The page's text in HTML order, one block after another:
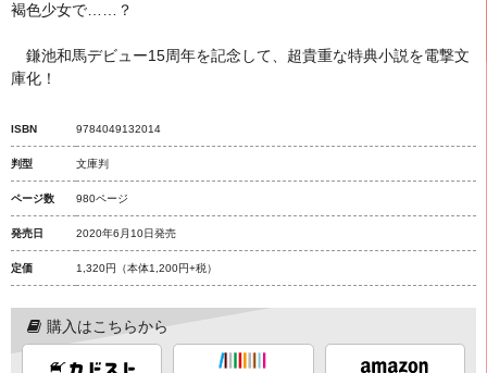
褐色少女で……？
鎌池和馬デビュー15周年を記念して、超貴重な特典小説を電撃文
庫化！
ISBN 9784049132014
判型 文庫判
ページ数 980ページ
発売日 2020年6月10日発売
定価 1,320円 （本体1,200円+税）
購入はこちらから